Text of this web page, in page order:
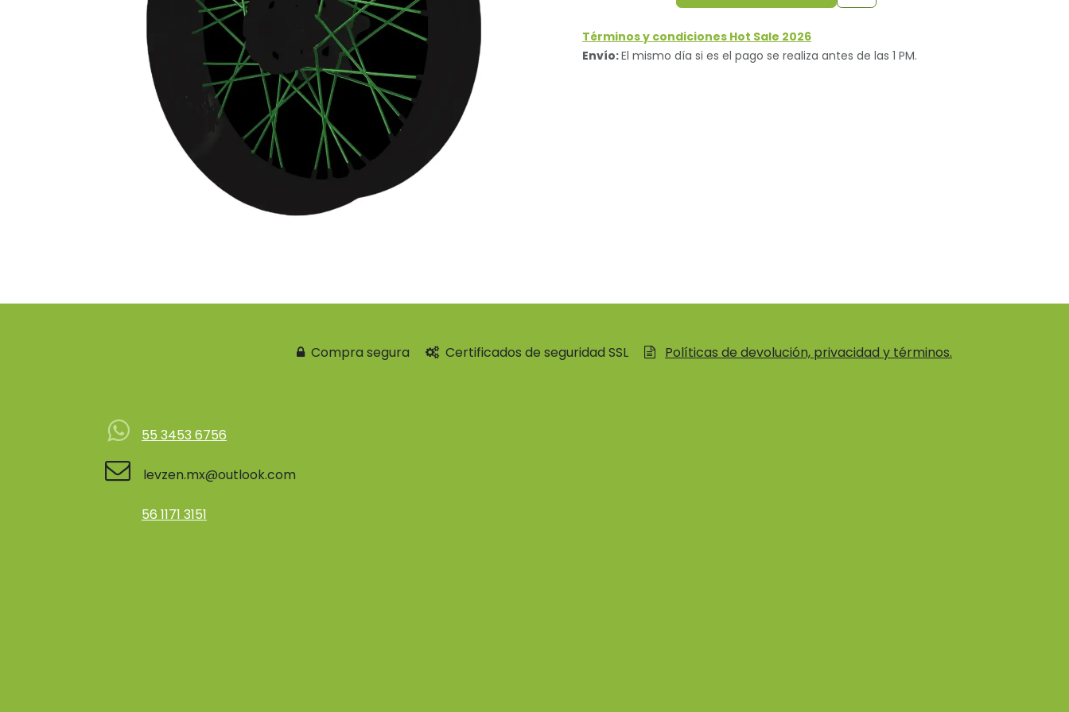
Términos y condiciones Hot Sale 2026
Envío:El mismo día si es el pago se realiza antes de las 1 PM.
Compra segura Certificados de seguridad SSL Políticas de devolución, privacidad y términos.
55 3453 6756
levzen.mx@outlook.com
56 1171 3151